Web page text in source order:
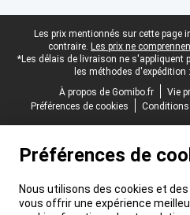
Pied-de-page légal
Les prix mentionnés sur cette page
contraire. Les prix ne
*Les délais de livraison ne s'appliquent
les méthodes d'expédition :
À propos de Gomibo.fr
Vie
Préférences de cookies
Préférences de
Nous utilisons des cookies et
vous offrir une expérience